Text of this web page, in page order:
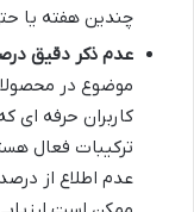
چندین هفته یا
عدم ذکر دقیق
موضوع در
کاربران حرفه ای
ترکیبات فعال